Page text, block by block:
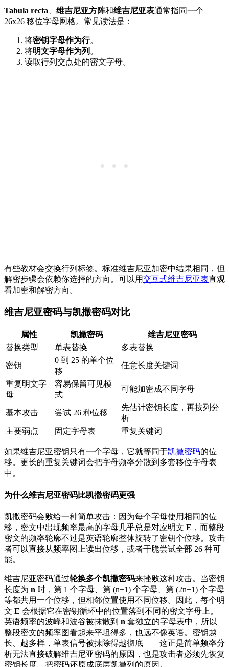
Tabula recta 维吉尼亚方阵和维吉尼亚表通常指同一个
26x26 移位字母网格。常见读法是：
将密钥字母作为行。
将明文字母作为列 。
读取行列交点处的密文字母。
有些教材会交换行列标签。标准维吉尼亚加密中结果相同，但
解密步骤会依赖你选择的方向。可以用交互式维吉尼亚表直观
看加密和解密方向。
维吉尼亚密码与凯撒密码对比
属性 凯撒密码
维吉尼亚密码
替换类型
单表替换 多表替换
密钥
0 到 25 的单个位
移
任意长度关键词
重复明文字
母
容易保留可见模
式
可能加密成不同字母
基本攻击 尝试 26 种位移
先估计密钥长度，再按列分
析
主要弱点
固定字母表 重复关键词
如果维吉尼亚密钥只有一个字母，它就等同于凯撒密码的位
移。更长的重复关键词会把字母频率分散到多套移位字母表
中。
为什么维吉尼亚密码比凯撒密码更强
凯撒密码会败给一种简单攻击：因为每个字母使用相同的位
移，密文中出现频率最高的字母几乎总是对应明文 E ，而整段
密文的频率轮廓不过是英语轮廓整体旋转了密钥个位移。攻击
者可以直接从频率图上读出位移，或者干脆尝试全部 26 种可
能。
维吉尼亚密码通过轮换多个凯撒密码来挫败这种攻击。当密钥
长度为 n 时，第 1 个字母、第 (n+1) 个字母、第 (2n+1) 个字母
等都共用一个位移，但相邻位置使用不同位移。因此，每个明
文 E 会根据它在密钥循环中的位置落到不同的密文字母上。
英语频率的波峰和波谷被抹散到 n 套独立的字母表中，所以
整段密文的频率图看起来平坦得多，也远不像英语。密钥越
长、越多样，单表信号被抹除得越彻底——这正是简单频率分
析无法直接破解维吉尼亚密码的原因，也是攻击者必须先恢复
密钥长度、把密码还原成底层凯撒列的原因。